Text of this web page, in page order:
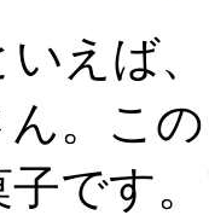
えば
。こ
です